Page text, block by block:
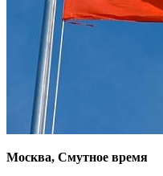
Москва, Смутное время